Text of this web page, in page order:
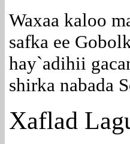
Waxaa kaloo
safka ee
hay`adihii
shirka nabada
Xaflad